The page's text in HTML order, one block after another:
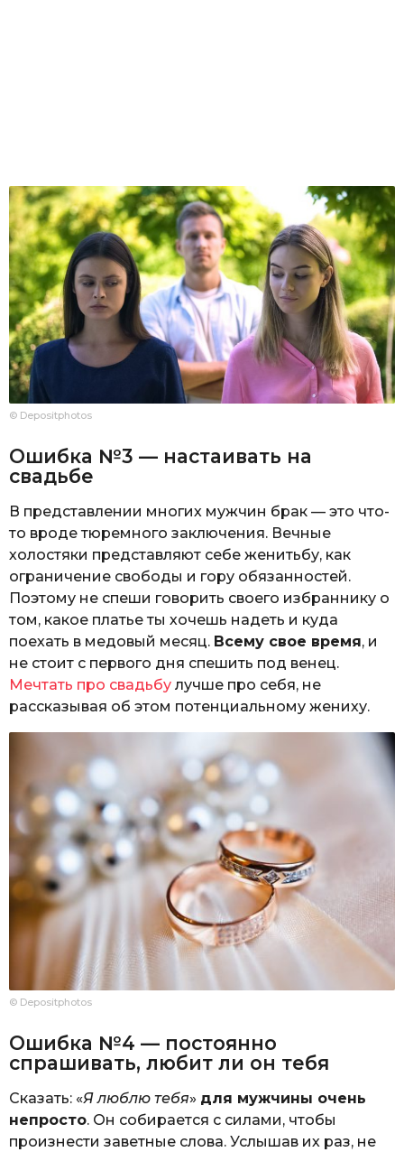
© Depositphotos
Ошибка №3 — настаивать на
свадьбе
В представлении многих мужчин брак — это что-
то вроде тюремного заключения. Вечные
холостяки представляют себе женитьбу, как
ограничение свободы и гору обязанностей.
Поэтому не спеши говорить своего избраннику о
том, какое платье ты хочешь надеть и куда
поехать в медовый месяц. Всему свое время, и
не стоит с первого дня спешить под венец.
Мечтать про свадьбу лучше про себя, не
рассказывая об этом потенциальному жениху.
© Depositphotos
Ошибка №4 — постоянно
спрашивать, любит ли он тебя
Сказать: «Я люблю тебя» для мужчины очень
непросто. Он собирается с силами, чтобы
произнести заветные слова. Услышав их раз, не